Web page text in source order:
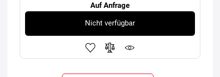
Auf Anfrage
Nicht verfügbar